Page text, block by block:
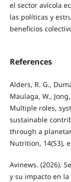
el sector avícola
las políticas y
beneficios
References
Alders, R. G.,
Maulaga, W.,
Multiple roles,
sustainable
through a
Nutrition, 14(S3),
Avinews. (2026).
y su impacto en